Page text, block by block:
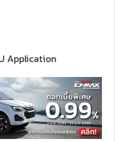
Application